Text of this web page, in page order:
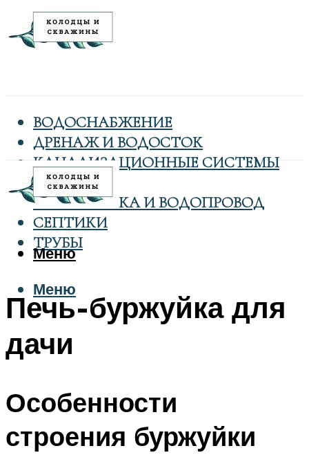
ВОДОСНАБЖЕНИЕ
ДРЕНАЖ И ВОДОСТОК
КАНАЛИЗАЦИОННЫЕ СИСТЕМЫ
КОЛОДЦЫ
САНТЕХНИКА И ВОДОПРОВОД
СЕПТИКИ
ТРУБЫ
Меню
Меню
Печь-буржуйка для
дачи
Особенности
строения буржуйки